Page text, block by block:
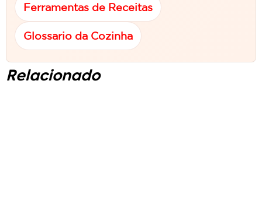
Ferramentas de Receitas
Glossario da Cozinha
Relacionado